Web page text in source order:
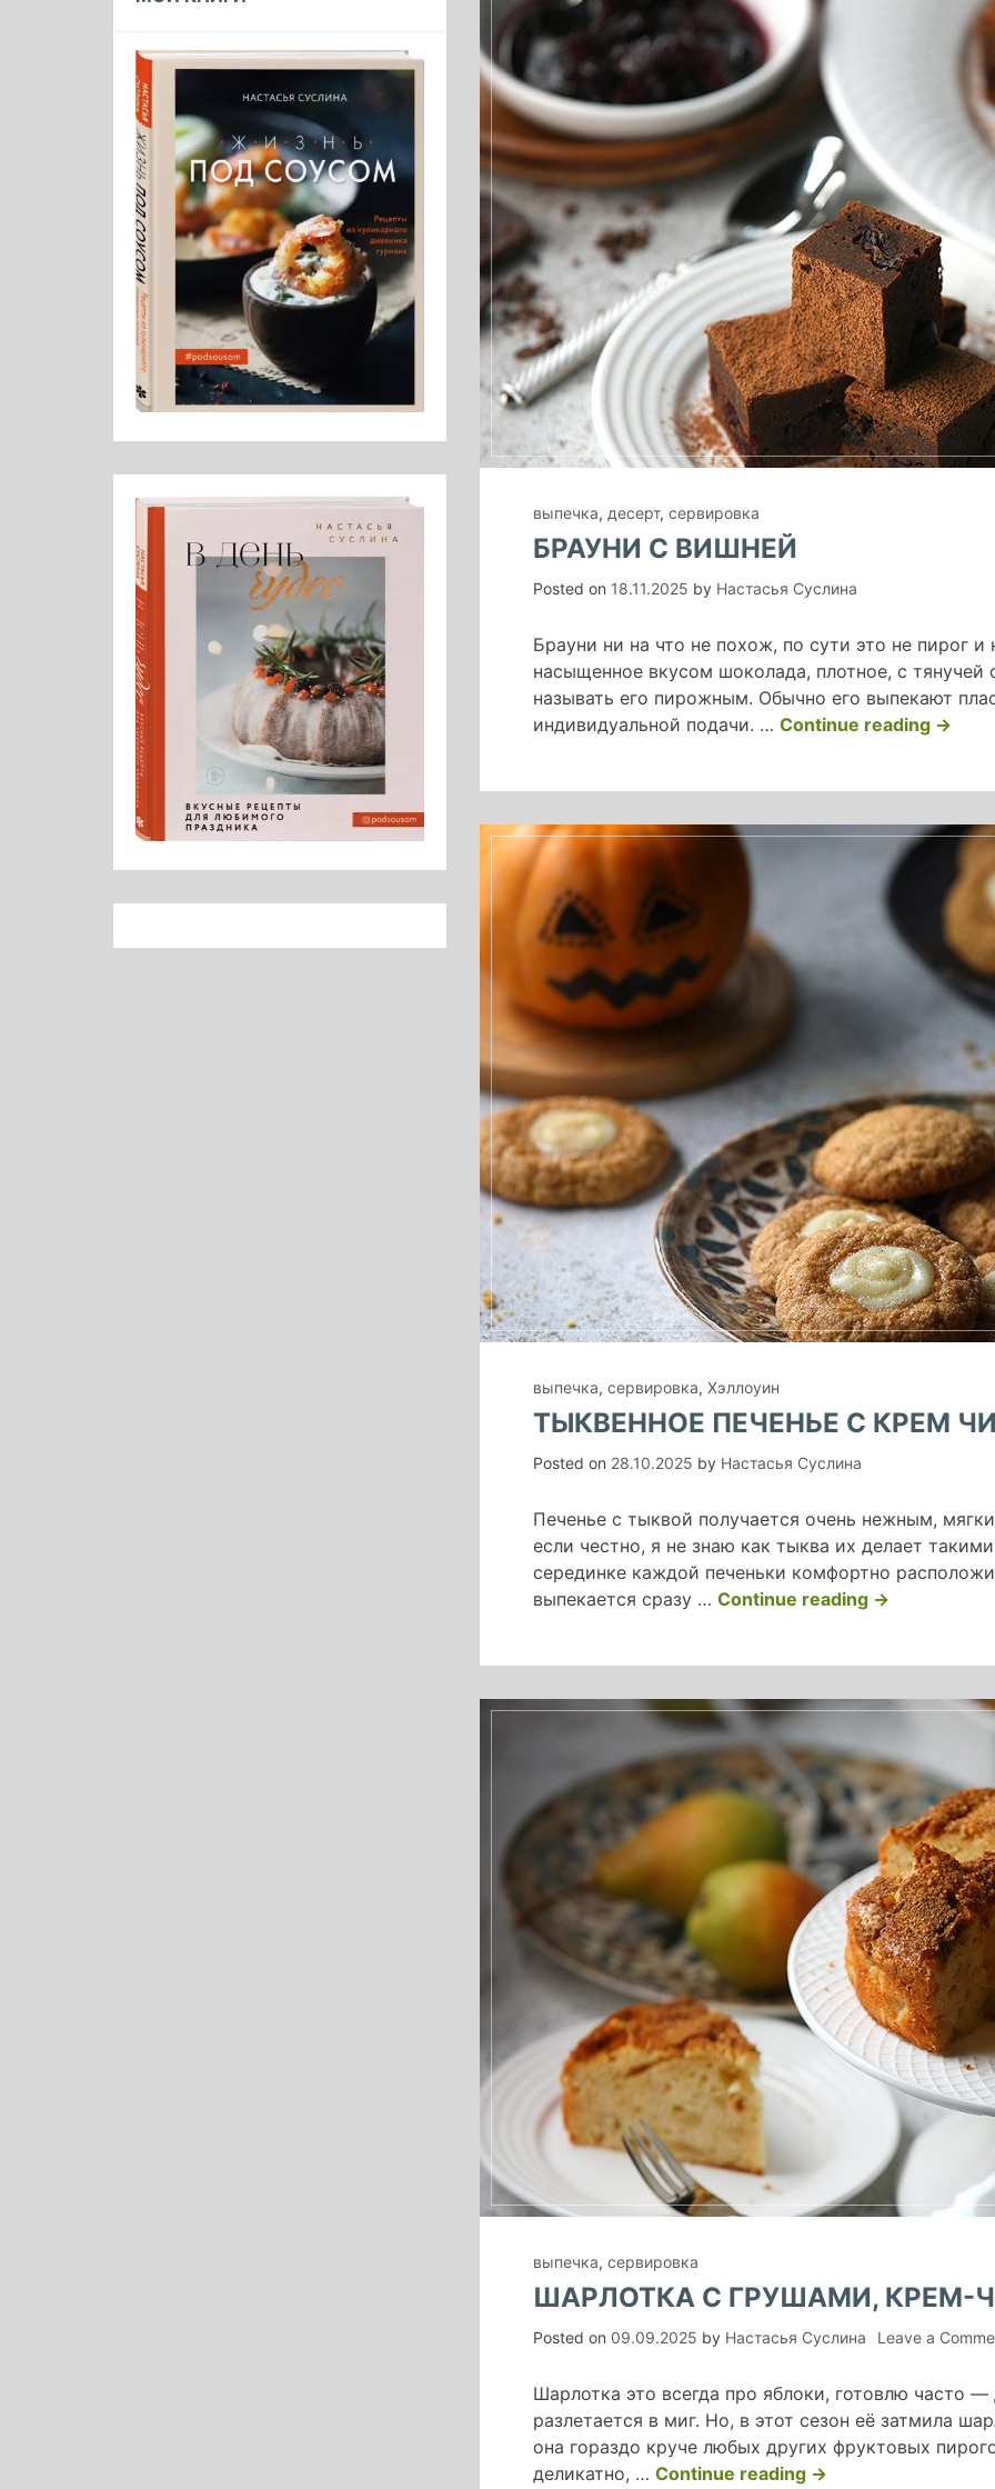
выпечка, десерт, сервировка
БРАУНИ С ВИШНЕЙ
Posted on 18.11.2025 by Настасья Суслина
Брауни ни на что не похож, по сути это не пирог и
насыщенное вкусом шоколада, плотное, с тянучей
называть его пирожным. Обычно его выпекают
индивидуальной подачи. … Continue reading →
выпечка, сервировка, Хэллоуин
ТЫКВЕННОЕ ПЕЧЕНЬЕ С КРЕМ
Posted on 28.10.2025 by Настасья Суслина
Печенье с тыквой получается очень нежным,
если честно, я не знаю как тыква их делает
серединке каждой печеньки комфортно
выпекается сразу … Continue reading«тыквенное
чизом»
→
выпечка, сервировка
ШАРЛОТКА С ГРУШАМИ, КРЕМ-
Posted on 09.09.2025 by Настасья Суслина Leave a
Шарлотка это всегда про яблоки, готовлю часто
разлетается в миг. Но, в этот сезон её затмила
она гораздо круче любых других фруктовых
деликатно, … Continue reading«Шарлотка
→